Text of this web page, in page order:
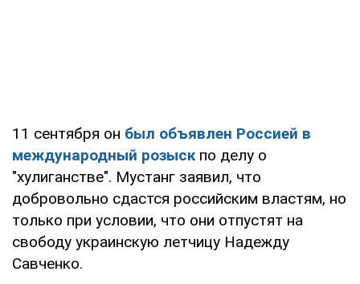
11 сентября он был объявлен Россией в
международный розыскпо делу о
"хулиганстве". Мустанг заявил, что
добровольно сдастся российским властям, но
только при условии, что они отпустят на
свободу украинскую летчицу Надежду
Савченко.